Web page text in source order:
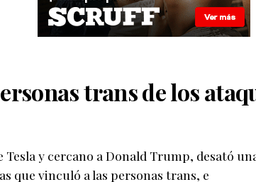
trans de los
Tesla y cercano a Donald Trump, desató
que vinculó a las personas trans, e